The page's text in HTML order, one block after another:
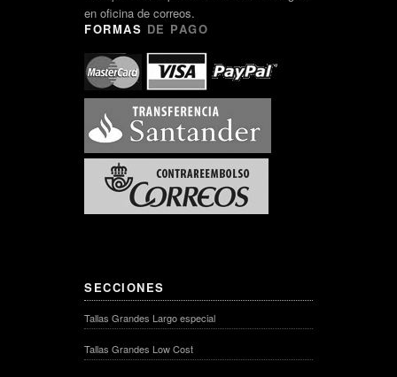
en oficina de correos.
FORMAS DE PAGO
SECCIONES
Tallas Grandes Largo especial
Tallas Grandes Low Cost